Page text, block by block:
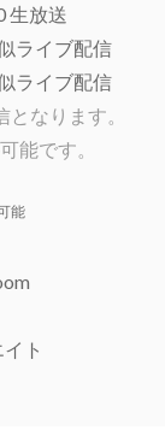
生放送
イブ配信
イブ配信
なります。
です。
能
ト